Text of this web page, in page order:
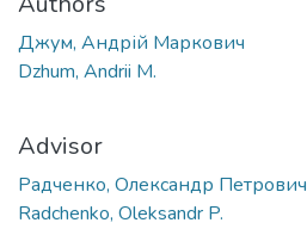
Джум, Андрій Маркович
Dzhum, Andrii M.
Advisor
Радченко, Олександр Петрович
Radchenko, Oleksandr P.